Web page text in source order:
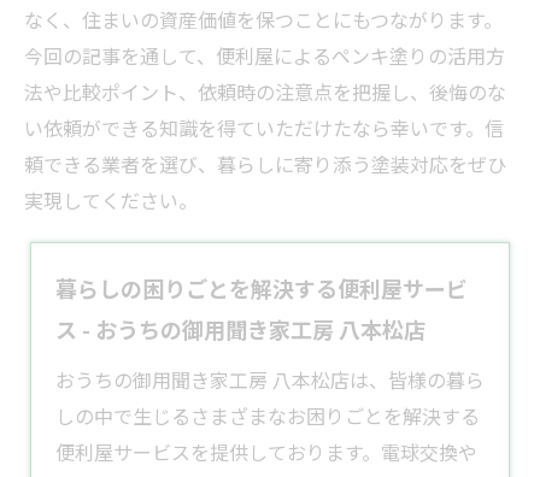
なく、住まいの資産価値を保つことにもつながります。
今回の記事を通して、便利屋によるペンキ塗りの活用方
法や比較ポイント、依頼時の注意点を把握し、後悔のな
い依頼ができる知識を得ていただけたなら幸いです。信
頼できる業者を選び、暮らしに寄り添う塗装対応をぜひ
実現してください。
暮らしの困りごとを解決する便利屋サービ
ス - おうちの御用聞き家工房 八本松店
​おうちの御用聞き家工房 八本松店は、皆様の暮ら
しの中で生じるさまざまなお困りごとを解決する
便利屋サービスを提供しております。​電球交換や